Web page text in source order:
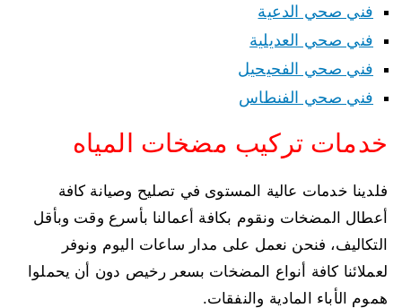
فني صحي الدعية
فني صحي العديلية
فني صحي الفحيحيل
فني صحي الفنطاس
خدمات تركيب مضخات المياه
فلدينا خدمات عالية المستوى في تصليح وصيانة كافة
أعطال المضخات ونقوم بكافة أعمالنا بأسرع وقت وبأقل
التكاليف، فنحن نعمل على مدار ساعات اليوم ونوفر
لعملائنا كافة أنواع المضخات بسعر رخيص دون أن يحملوا
هموم الأباء المادية والنفقات.